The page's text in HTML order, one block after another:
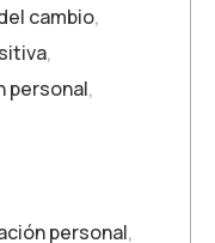
cambio,
,
personal,
personal,